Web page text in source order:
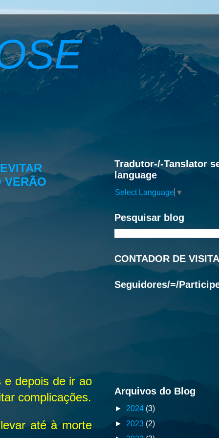
VERÃO
e depois de ir ao
complicações.
até à morte
Tradutor-/-Tanslator
language
Select Language ▼
Pesquisar blog
CONTADOR DE
Seguidores/=/
Arquivos do Blog
► 2024 (3)
► 2023 (2)